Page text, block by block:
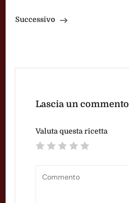
Successivo
Lascia un commento
Valuta questa ricetta